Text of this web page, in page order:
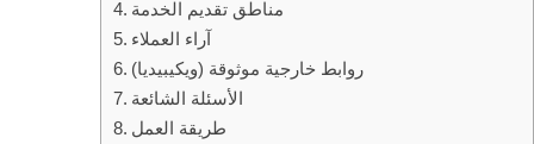
مناطق تقديم الخدمة
آراء العملاء
روابط خارجية موثوقة (ويكيبيديا)
الأسئلة الشائعة
طريقة العمل